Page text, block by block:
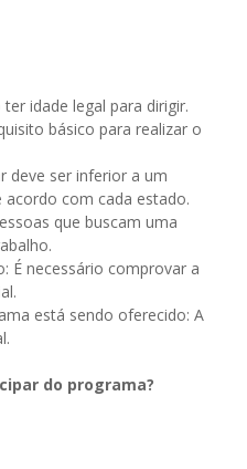
idade legal para dirigir.
básico para realizar o
deve ser inferior a um
com cada estado.
que buscam uma
É necessário comprovar a
está sendo oferecido: A
do programa?